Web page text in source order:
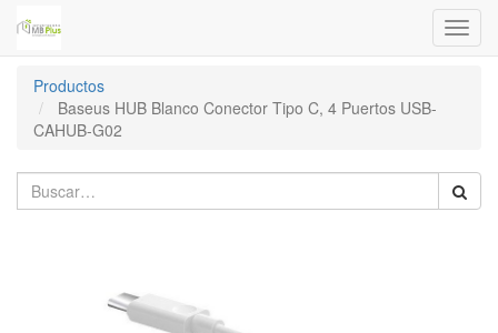
Menú
de
Productos
Baseus HUB Blanco Conector Tipo C, 4 Puertos USB-
CAHUB-G02